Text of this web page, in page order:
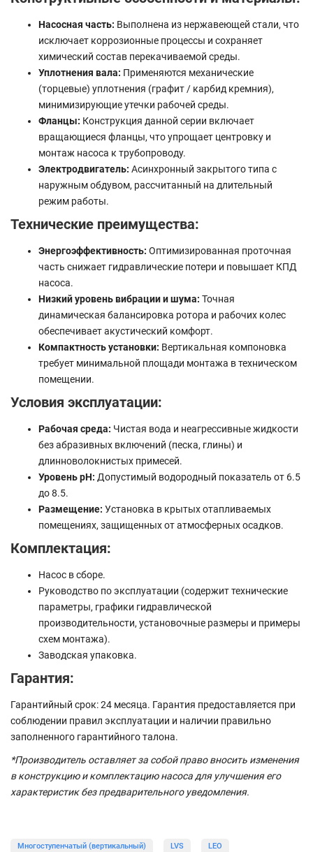
Насосная часть: Выполнена из нержавеющей стали, что
исключает коррозионные процессы и сохраняет
химический состав перекачиваемой среды.
Уплотнения вала: Применяются механические
(торцевые) уплотнения (графит / карбид кремния),
минимизирующие утечки рабочей среды.
Фланцы: Конструкция данной серии включает
вращающиеся фланцы, что упрощает центровку и
монтаж насоса к трубопроводу.
Электродвигатель: Асинхронный закрытого типа с
наружным обдувом, рассчитанный на длительный
режим работы.
Технические преимущества:
Энергоэффективность: Оптимизированная проточная
часть снижает гидравлические потери и повышает КПД
насоса.
Низкий уровень вибрации и шума: Точная
динамическая балансировка ротора и рабочих колес
обеспечивает акустический комфорт.
Компактность установки: Вертикальная компоновка
требует минимальной площади монтажа в техническом
помещении.
Условия эксплуатации:
Рабочая среда: Чистая вода и неагрессивные жидкости
без абразивных включений (песка, глины) и
длинноволокнистых примесей.
Уровень pH: Допустимый водородный показатель от 6.5
до 8.5.
Размещение: Установка в крытых отапливаемых
помещениях, защищенных от атмосферных осадков.
Комплектация:
Насос в сборе.
Руководство по эксплуатации (содержит технические
параметры, графики гидравлической
производительности, установочные размеры и примеры
схем монтажа).
Заводская упаковка.
Гарантия:
Гарантийный срок: 24 месяца. Гарантия предоставляется при
соблюдении правил эксплуатации и наличии правильно
заполненного гарантийного талона.
*Производитель оставляет за собой право вносить изменения
в конструкцию и комплектацию насоса для улучшения его
характеристик без предварительного уведомления.
Многоступенчатый (вертикальный) LVS LEO